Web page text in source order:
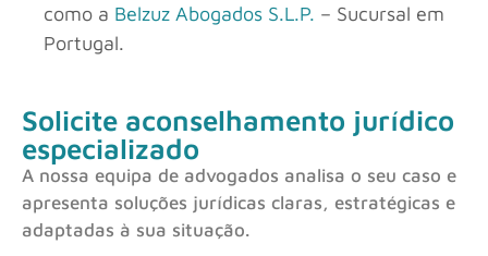
como a Belzuz Abogados S.L.P. – Sucursal em
Portugal.
Solicite aconselhamento jurídico
especializado
A nossa equipa de advogados analisa o seu caso e
apresenta soluções jurídicas claras, estratégicas e
adaptadas à sua situação.